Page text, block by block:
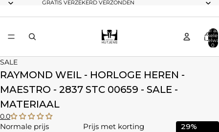
GRATIS VERZEKERD VERZONDEN
Totaal
0
SALE
RAYMOND WEIL - HORLOGE HEREN -
MAESTRO - 2837 STC 00659 - SALE -
MATERIAAL
0.0
Normale prijs
Prijs met korting
29%